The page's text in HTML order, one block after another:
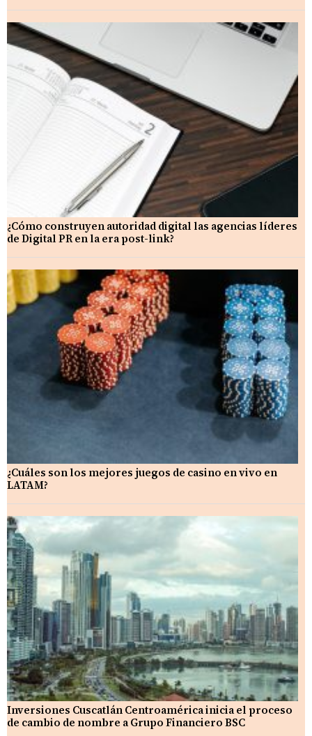
¿Cómo construyen autoridad digital las agencias líderes
de Digital PR en la era post-link?
¿Cuáles son los mejores juegos de casino en vivo en
LATAM?
Inversiones Cuscatlán Centroamérica inicia el proceso
de cambio de nombre a Grupo Financiero BSC